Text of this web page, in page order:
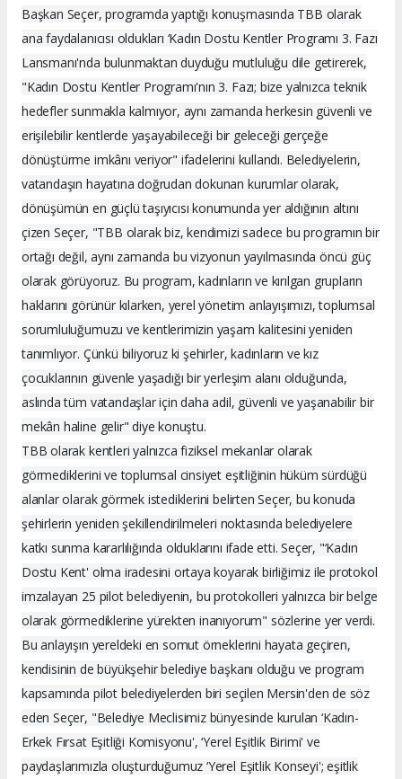
Başkan Seçer, programda yaptığı konuşmasında TBB olarak
ana faydalanıcısı oldukları ‘Kadın Dostu Kentler Programı 3. Fazı
Lansmanı'nda bulunmaktan duyduğu mutluluğu dile getirerek,
"Kadın Dostu Kentler Programı'nın 3. Fazı; bize yalnızca teknik
hedefler sunmakla kalmıyor, aynı zamanda herkesin güvenli ve
erişilebilir kentlerde yaşayabileceği bir geleceği gerçeğe
dönüştürme imkânı veriyor" ifadelerini kullandı. Belediyelerin,
vatandaşın hayatına doğrudan dokunan kurumlar olarak,
dönüşümün en güçlü taşıyıcısı konumunda yer aldığının altını
çizen Seçer, "TBB olarak biz, kendimizi sadece bu programın bir
ortağı değil, aynı zamanda bu vizyonun yayılmasında öncü güç
olarak görüyoruz. Bu program, kadınların ve kırılgan grupların
haklarını görünür kılarken, yerel yönetim anlayışımızı, toplumsal
sorumluluğumuzu ve kentlerimizin yaşam kalitesini yeniden
tanımlıyor. Çünkü biliyoruz ki şehirler, kadınların ve kız
çocuklarının güvenle yaşadığı bir yerleşim alanı olduğunda,
aslında tüm vatandaşlar için daha adil, güvenli ve yaşanabilir bir
mekân haline gelir" diye konuştu.
TBB olarak kentleri yalnızca fiziksel mekanlar olarak
görmediklerini ve toplumsal cinsiyet eşitliğinin hüküm sürdüğü
alanlar olarak görmek istediklerini belirten Seçer, bu konuda
şehirlerin yeniden şekillendirilmeleri noktasında belediyelere
katkı sunma kararlılığında olduklarını ifade etti. Seçer, "‘Kadın
Dostu Kent' olma iradesini ortaya koyarak birliğimiz ile protokol
imzalayan 25 pilot belediyenin, bu protokolleri yalnızca bir belge
olarak görmediklerine yürekten inanıyorum" sözlerine yer verdi.
Bu anlayışın yereldeki en somut örneklerini hayata geçiren,
kendisinin de büyükşehir belediye başkanı olduğu ve program
kapsamında pilot belediyelerden biri seçilen Mersin'den de söz
eden Seçer, "Belediye Meclisimiz bünyesinde kurulan ‘Kadın-
Erkek Fırsat Eşitliği Komisyonu', ‘Yerel Eşitlik Birimi' ve
paydaşlarımızla oluşturduğumuz ‘Yerel Eşitlik Konseyi'; eşitlik